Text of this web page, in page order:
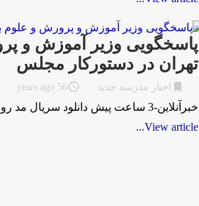
پاسخگویی وزیر آموزش و
تهران در دستورکار مجلس
اخبار مدرسه جدید access_time
56 years ago
خبرآنلاین-3 ساعت پیش دانلود سریال مد روز
View article...